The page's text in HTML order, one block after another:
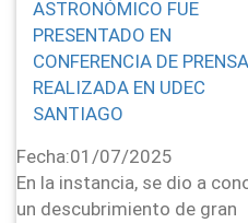
ASTRONÓMICO FUE
PRESENTADO EN
CONFERENCIA DE PRENSA
REALIZADA EN UDEC
SANTIAGO
Fecha:01/07/2025
En la instancia, se dio a
un descubrimiento de gran